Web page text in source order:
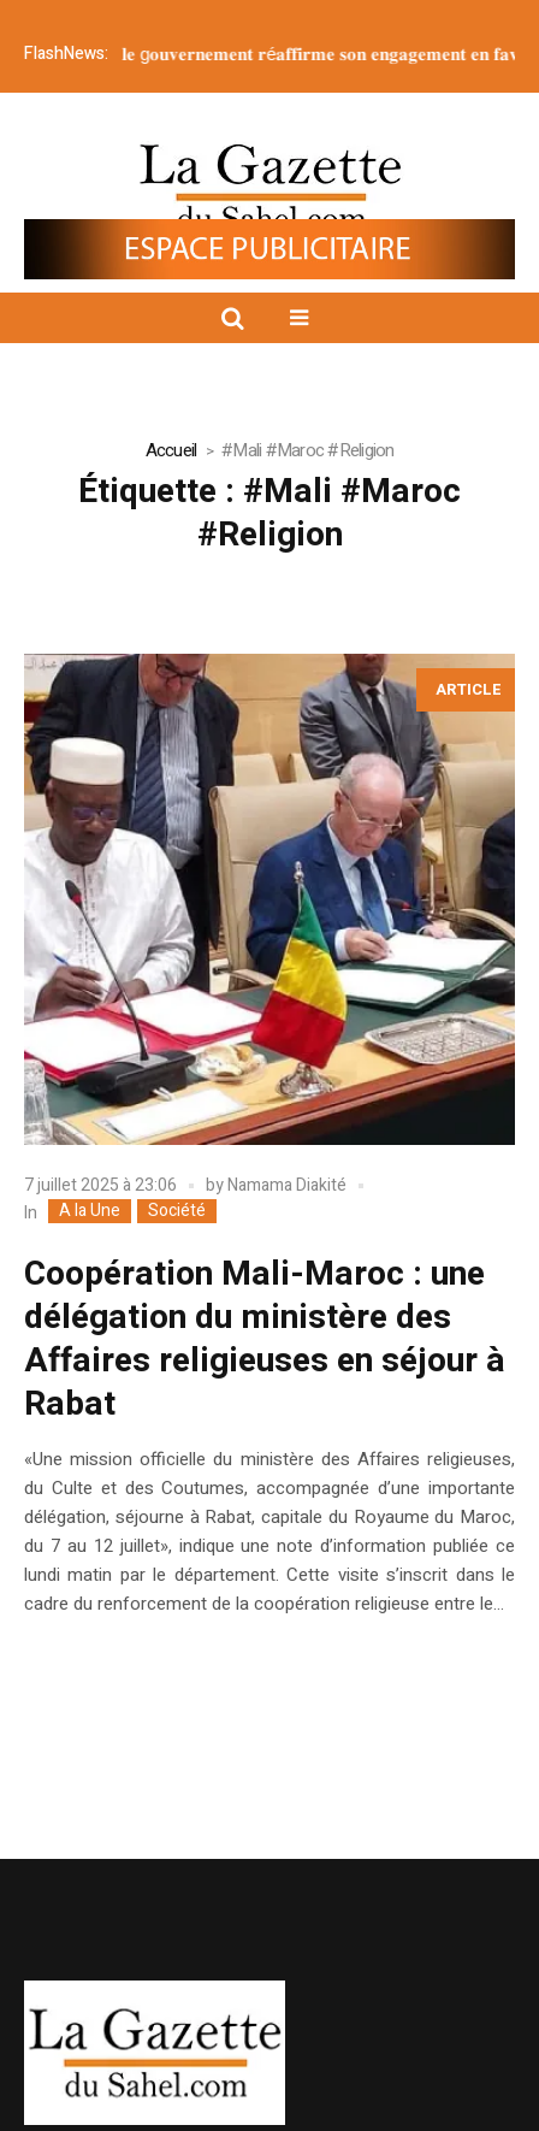
FlashNews:
𝐍𝐚𝐭𝐢𝐨𝐧 : 𝐥𝐞 g𝐨𝐮𝐯𝐞𝐫𝐧𝐞𝐦𝐞𝐧𝐭 𝐫é𝐚𝐟𝐟𝐢𝐫𝐦𝐞 𝐬𝐨𝐧 𝐞𝐧𝐠𝐚𝐠𝐞𝐦𝐞𝐧𝐭 𝐞𝐧 𝐟𝐚𝐯𝐞𝐮𝐫
Accueil #Mali #Maroc #Religion
Étiquette : #Mali #Maroc
#Religion
ARTICLE
7 juillet 2025 à 23:06 byNamama Diakité
In
A la Une Société
Coopération Mali-Maroc : une
délégation du ministère des
Affaires religieuses en séjour à
Rabat
«Une mission officielle du ministère des Affaires religieuses,
du Culte et des Coutumes, accompagnée d’une importante
délégation, séjourne à Rabat, capitale du Royaume du Maroc,
du 7 au 12 juillet», indique une note d’information publiée ce
lundi matin par le département. Cette visite s’inscrit dans le
cadre du renforcement de la coopération religieuse entre le...